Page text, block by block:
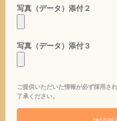
写真（データ）添付２
写真（データ）添付３
ご提供いただいた情報が必ず採用さ
了承ください。